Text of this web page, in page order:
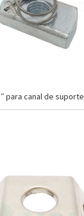
para canal de suporte